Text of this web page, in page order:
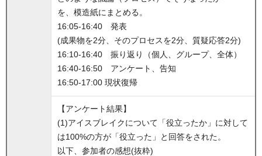
を、模造紙にまとめる。
16:05-16:40 発表
(成果物を2分、そのプロセスを2分、質疑応答2分)
16:10-16:40 振り返り（個人、グループ、全体）
16:40-16:50 アンケート、告知
16:50-17:00 現状復帰
【アンケート結果】
(1)アイスブレイクについて「役立ったか」に対して
は100%の方が「役立った」と回答をされた。
以下、参加者の感想(抜粋)